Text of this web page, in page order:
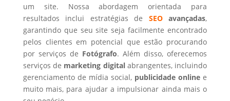
um site. Nossa abordagem orientada para
resultados inclui estratégias de SEOavançadas,
garantindo que seu site seja facilmente encontrado
pelos clientes em potencial que estão procurando
por serviços de Fotógrafo. Além disso, oferecemos
serviços de marketing digital abrangentes, incluindo
gerenciamento de mídia social, publicidade online e
muito mais, para ajudar a impulsionar ainda mais o